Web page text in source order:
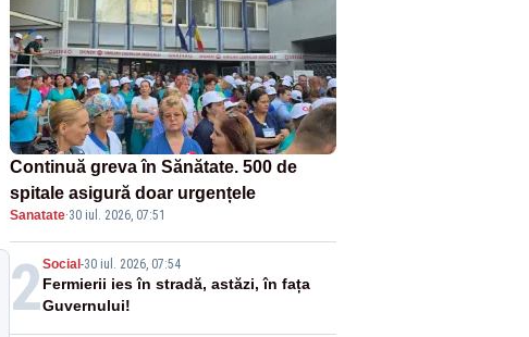
Continuă greva în Sănătate. 500 de
spitale asigură doar urgențele
Sanatate·30 iul. 2026, 07:51
2Social -30 iul. 2026, 07:54
Fermierii ies în stradă, astăzi, în fața
Guvernului!